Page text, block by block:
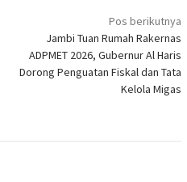
Pos berikutnya
Jambi Tuan Rumah Rakernas
ADPMET 2026, Gubernur Al Haris
Dorong Penguatan Fiskal dan Tata
Kelola Migas